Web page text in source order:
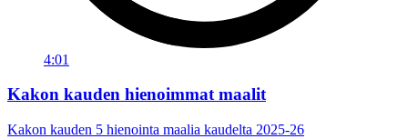
4:01
Kakon kauden hienoimmat maalit
Kakon kauden 5 hienointa maalia kaudelta 2025-26